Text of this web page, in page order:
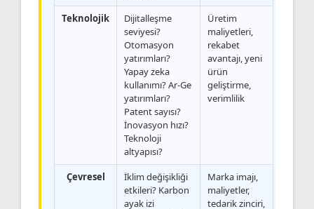
Teknolojik
Dijitalleşme
seviyesi?
Otomasyon
yatırımları?
Yapay zeka
kullanımı? Ar-Ge
yatırımları?
Patent sayısı?
İnovasyon hızı?
Teknoloji
altyapısı?
Üretim
maliyetleri,
rekabet
avantajı, yeni
ürün
geliştirme,
verimlilik
Çevresel
İklim değişikliği
etkileri? Karbon
ayak izi
Marka imajı,
maliyetler,
tedarik zinciri,